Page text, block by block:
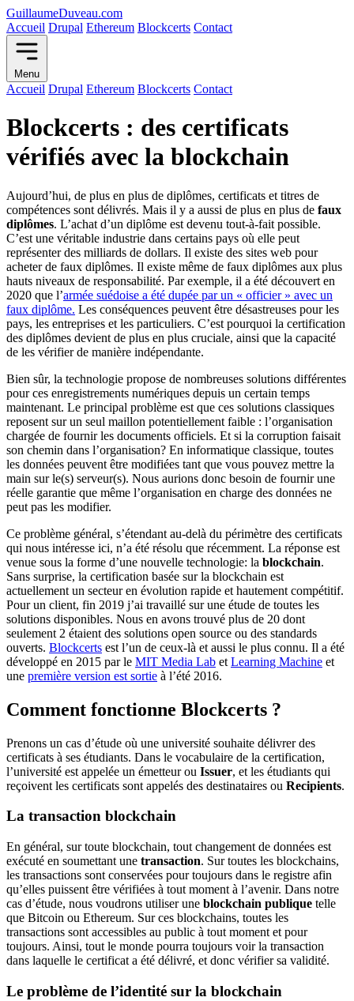
GuillaumeDuveau.com
Accueil Drupal Ethereum Blockcerts Contact
Menu
Accueil Drupal Ethereum Blockcerts Contact
Blockcerts : des certificats
vérifiés avec la blockchain
Aujourd’hui, de plus en plus de diplômes, certificats et titres de
compétences sont délivrés. Mais il y a aussi de plus en plus de faux
diplômes. L’achat d’un diplôme est devenu tout-à-fait possible.
C’est une véritable industrie dans certains pays où elle peut
représenter des milliards de dollars. Il existe des sites web pour
acheter de faux diplômes. Il existe même de faux diplômes aux plus
hauts niveaux de responsabilité. Par exemple, il a été découvert en
2020 que l’armée suédoise a été dupée par un « officier » avec un
faux diplôme. Les conséquences peuvent être désastreuses pour les
pays, les entreprises et les particuliers. C’est pourquoi la certification
des diplômes devient de plus en plus cruciale, ainsi que la capacité
de les vérifier de manière indépendante.
Bien sûr, la technologie propose de nombreuses solutions différentes
pour ces enregistrements numériques depuis un certain temps
maintenant. Le principal problème est que ces solutions classiques
reposent sur un seul maillon potentiellement faible : l’organisation
chargée de fournir les documents officiels. Et si la corruption faisait
son chemin dans l’organisation? En informatique classique, toutes
les données peuvent être modifiées tant que vous pouvez mettre la
main sur le(s) serveur(s). Nous aurions donc besoin de fournir une
réelle garantie que même l’organisation en charge des données ne
peut pas les modifier.
Ce problème général, s’étendant au-delà du périmètre des certificats
qui nous intéresse ici, n’a été résolu que récemment. La réponse est
venue sous la forme d’une nouvelle technologie: la blockchain.
Sans surprise, la certification basée sur la blockchain est
actuellement un secteur en évolution rapide et hautement compétitif.
Pour un client, fin 2019 j’ai travaillé sur une étude de toutes les
solutions disponibles. Nous en avons trouvé plus de 20 dont
seulement 2 étaient des solutions open source ou des standards
ouverts. Blockcerts est l’un de ceux-là et aussi le plus connu. Il a été
développé en 2015 par le MIT Media Lab et Learning Machine et
une première version est sortie à l’été 2016.
Comment fonctionne Blockcerts ?
Prenons un cas d’étude où une université souhaite délivrer des
certificats à ses étudiants. Dans le vocabulaire de la certification,
l’université est appelée un émetteur ou Issuer, et les étudiants qui
reçoivent les certificats sont appelés des destinataires ou Recipients.
La transaction blockchain
En général, sur toute blockchain, tout changement de données est
exécuté en soumettant une transaction. Sur toutes les blockchains,
les transactions sont conservées pour toujours dans le registre afin
qu’elles puissent être vérifiées à tout moment à l’avenir. Dans notre
cas d’étude, nous voudrons utiliser une blockchain publique telle
que Bitcoin ou Ethereum. Sur ces blockchains, toutes les
transactions sont accessibles au public à tout moment et pour
toujours. Ainsi, tout le monde pourra toujours voir la transaction
dans laquelle le certificat a été délivré, et donc vérifier sa validité.
Le problème de l’identité sur la blockchain